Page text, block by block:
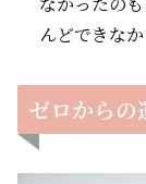
んどできなか
ゼロからの